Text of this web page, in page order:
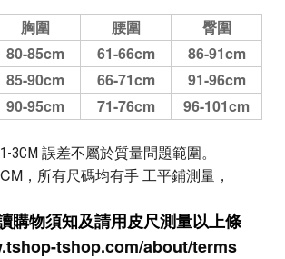
胸圍 腰圍
臀圍
80-85cm 61-66cm
86-91cm
85-90cm 66-71cm
91-96cm
90-95cm 71-76cm 96-101cm
3CM 誤差不屬於質量問題範圍。
，所有尺碼均有手 工平鋪測量，
購物須知及請用皮尺測量以上條
tshop.com/about/terms